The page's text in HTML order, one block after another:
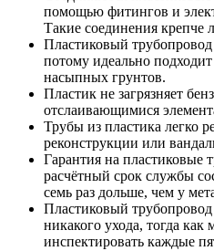
помощью фитингов и
Такие соединения крепче
Пластиковый
потому идеально
насыпных грунтов.
Пластик не загрязняет
отслаивающимися
Трубы из пластика легко
реконструкции или
Гарантия на пластиковые
расчётный срок службы
семь раз дольше, чем у
Пластиковый трубопровод
никакого ухода, тогда
инспектировать каждые